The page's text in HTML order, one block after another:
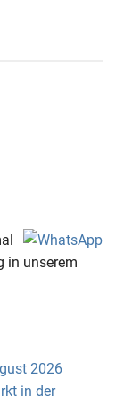
in unserem
2026
in der